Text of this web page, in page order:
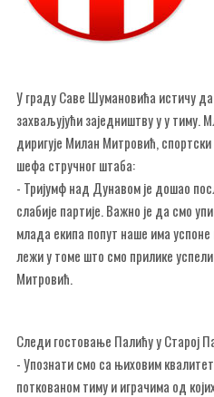
У граду Саве Шумановића истичу да
захваљујући заједништву у у
диригује Милан Митровић, спортски
шефа стручног штаба:
- Тријумф над Дунавом је дошао
слабије партије. Важно је да смо
млада екипа попут наше има
лежи у томе што смо прилике
Митровић.
Следи гостовање Палићу у Старој
- Упознати смо са њиховим
поткованом тиму и играчима од